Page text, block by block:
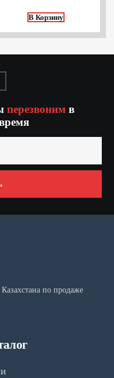
В Корзину
перезвоним в
по продаже